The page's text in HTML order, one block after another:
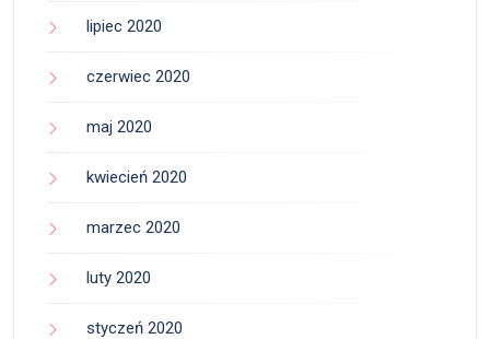
lipiec 2020
czerwiec 2020
maj 2020
kwiecień 2020
marzec 2020
luty 2020
styczeń 2020